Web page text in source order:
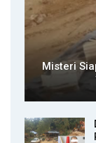
Misteri